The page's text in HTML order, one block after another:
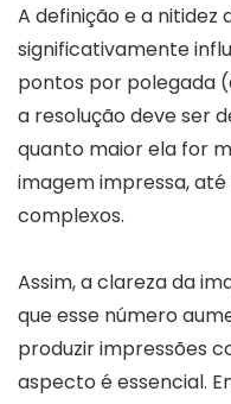
A definição e a nitidez
significativamente
pontos por polegada
a resolução deve ser
quanto maior ela for
imagem impressa,
complexos.
Assim, a clareza da
que esse número
produzir impressões
aspecto é essencial.